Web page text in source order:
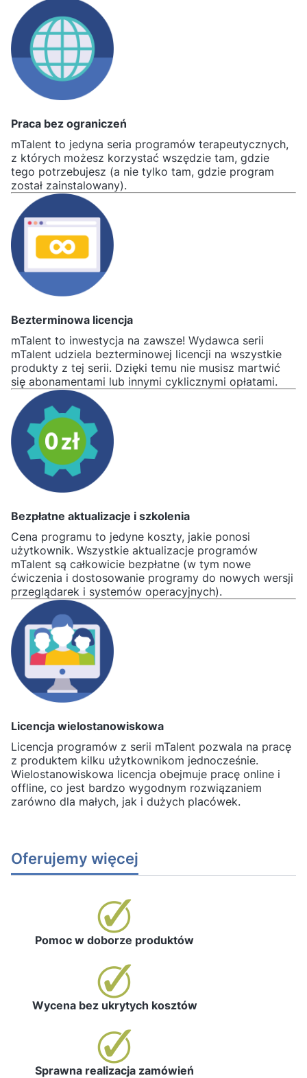
Praca bez ograniczeń
mTalent to jedyna seria programów terapeutycznych,
z których możesz korzystać wszędzie tam, gdzie
tego potrzebujesz (a nie tylko tam, gdzie program
został zainstalowany).
Bezterminowa licencja
mTalent to inwestycja na zawsze! Wydawca serii
mTalent udziela bezterminowej licencji na wszystkie
produkty z tej serii. Dzięki temu nie musisz martwić
się abonamentami lub innymi cyklicznymi opłatami.
Bezpłatne aktualizacje i szkolenia
Cena programu to jedyne koszty, jakie ponosi
użytkownik. Wszystkie aktualizacje programów
mTalent są całkowicie bezpłatne (w tym nowe
ćwiczenia i dostosowanie programy do nowych wersji
przeglądarek i systemów operacyjnych).
Licencja wielostanowiskowa
Licencja programów z serii mTalent pozwala na pracę
z produktem kilku użytkownikom jednocześnie.
Wielostanowiskowa licencja obejmuje pracę online i
offline, co jest bardzo wygodnym rozwiązaniem
zarówno dla małych, jak i dużych placówek.
Oferujemy więcej
Pomoc w doborze produktów
Wycena bez ukrytych kosztów
Sprawna realizacja zamówień